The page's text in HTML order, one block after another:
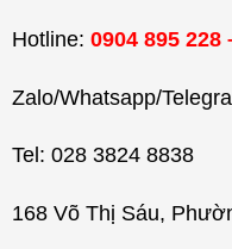
Hotline: 0904 895 228
Zalo/Whatsapp/
Tel: 028 3824 8838
168 Võ Thị Sáu,